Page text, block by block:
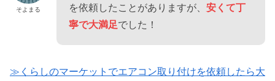
そよまる
を依頼したことがありますが、 安くて丁
寧で大満足でした！
≫くらしのマーケットでエアコン取り付けを依頼したら大